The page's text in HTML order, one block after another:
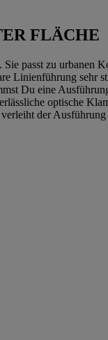
FLÄCHE
passt zu
sehr
Du eine
optische
der